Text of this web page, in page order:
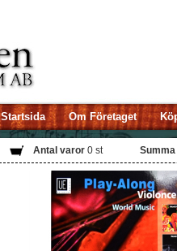
Startsida Om Företaget
Antal varor 0 st Summa